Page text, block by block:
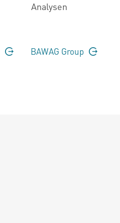
Analysen
BAWAG Group